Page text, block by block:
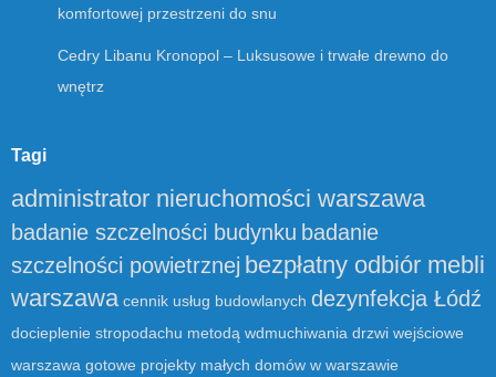
komfortowej przestrzeni do snu
Cedry Libanu Kronopol – Luksusowe i trwałe drewno do
wnętrz
Tagi
administrator nieruchomości warszawa
badanie szczelności budynku badanie
szczelności powietrznej bezpłatny odbiór mebli
warszawa cennik usług budowlanych dezynfekcja Łódź
docieplenie stropodachu metodą wdmuchiwania drzwi wejściowe
warszawa gotowe projekty małych domów w warszawie